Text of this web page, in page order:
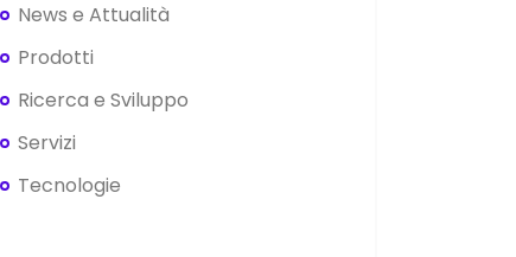
News e Attualità
Prodotti
Ricerca e Sviluppo
Servizi
Tecnologie